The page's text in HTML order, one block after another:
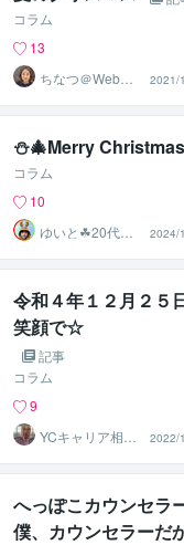
コラム
13
ちなつ＠Web制
作
2021/
⛄️🎄Merry
コラム
10
ゆいと☘20代✨
あなたの心の拠
り所✨☘️
2024/
令和４年１２月２５
笑顔で☆
記事
コラム
9
YCキャリア相談
2022/
へっぽこカウンセラ
僕、カウンセラーだ